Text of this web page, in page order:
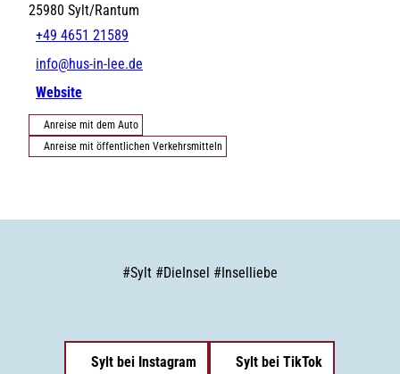
25980 Sylt/Rantum
+49 4651 21589
info@hus-in-lee.de
Website
Anreise mit dem Auto
Anreise mit öffentlichen Verkehrsmitteln
#Sylt #DieInsel #Inselliebe
Sylt bei Instagram Sylt bei TikTok